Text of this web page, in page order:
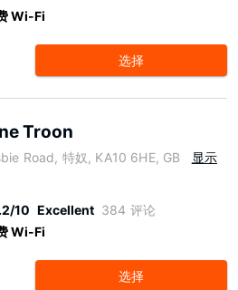
Wi-Fi
选择
Troon
Road, 特奴, KA10 6HE, GB
显示
10 Excellent 384 评论
Wi-Fi
选择